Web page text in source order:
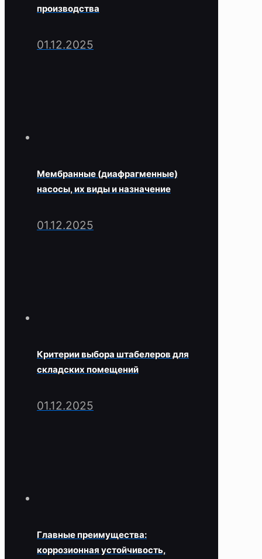
производства
01.12.2025
Мембранные (диафрагменные)
насосы, их виды и назначение
01.12.2025
Критерии выбора штабелеров для
складских помещений
01.12.2025
Главные преимущества:
коррозионная устойчивость,